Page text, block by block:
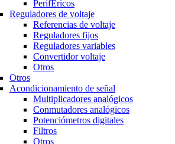
PerifÉricos
Reguladores de voltaje
Referencias de voltaje
Reguladores fijos
Reguladores variables
Convertidor voltaje
Otros
Otros
Acondicionamiento de señal
Multiplicadores analógicos
Conmutadores analógicos
Potenciómetros digitales
Filtros
Otros